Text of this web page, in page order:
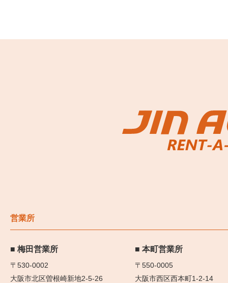
営業所
梅田営業所
〒530-0002
大阪市北区曽根崎新地2-5-26
本町営業所
〒550-0005
大阪市西区西本町1-2-14